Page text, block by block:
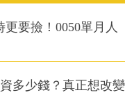
要撿！0050單月人
多少錢？真正想改變